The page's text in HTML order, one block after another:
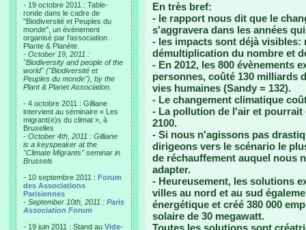
- 19 octobre 2011 : Table-
ronde dans le cadre de
"Biodiversité et Peuples du
monde", un événement
organisé par l'association
Plante & Planète.
- October 19, 2011 :
"Biodiversity and people of the
world" ("Biodiversité et
Peuples du monde"), by the
Plant & Planet Association.
- 4 octobre 2011 : Gilliane
intervient au séminaire « Les
migrant(e)s du climat », à
Bruxelles
- October 4th, 2011 : Gilliane
is a keyspeaker at the
"Climate Migrants" seminar in
Brussels
- 10 septembre 2011 : Forum
des Associations
Parisiennes
- September 10th, 2011 : Paris
Association Forum
- 19 juin 2011 : Stand au Vide-
En très bref:
- le rapport nous dit que le
s'aggravera dans les années
- les impacts sont déjà visibles:
démultiplication du nombre et
- En 2012, les 800 évènements
personnes, coûté 130 milliards
vies humaines (Sandy = 132).
- Le changement climatique
- La pollution de l'air et pourrait
2100.
- Si nous n'agissons pas
dirigeons vers le scénario le
de réchauffement auquel nous
adapter.
- Heureusement, les solutions
villes au nord et au sud
énergétique et créé 380 000
solaire de 30 megawatt.
Toutes les solutions sont